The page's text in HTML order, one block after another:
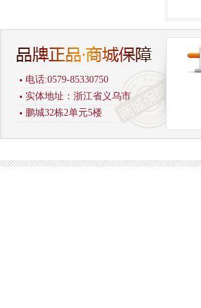
电话:0579-85330750
实体地址：浙江省义乌市
鹏城32栋2单元5楼